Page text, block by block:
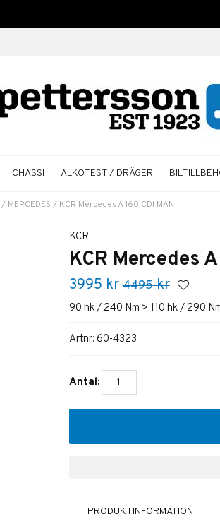
CHASSI ALKOTEST / DRÄGER
/ MERCEDES / KCR Mercedes A 160 CDI MAN
KCR
KCR Mercedes
4495kr
3995 kr
90 hk / 240 Nm > 110 hk / 290
Artnr: 60-4323
Antal:
PRODUKTINFORMATION